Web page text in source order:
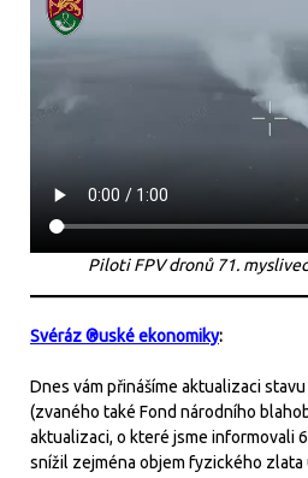
Piloti FPV dronů 71.
Svéráz ®uské ekonomiky:
Dnes vám přinášíme aktualizaci
(zvaného také Fond národního
aktualizaci, o které jsme informovali
snížil zejména objem fyzického